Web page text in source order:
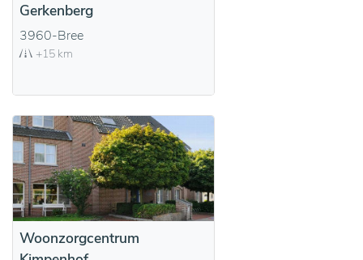
Gerkenberg
3960-Bree
+15 km
Woonzorgcentrum